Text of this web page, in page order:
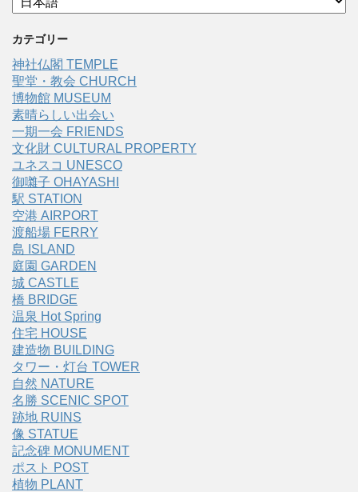
カテゴリー
神社仏閣 TEMPLE
聖堂・教会 CHURCH
博物館 MUSEUM
素晴らしい出会い
一期一会 FRIENDS
文化財 CULTURAL PROPERTY
ユネスコ UNESCO
御囃子 OHAYASHI
駅 STATION
空港 AIRPORT
渡船場 FERRY
島 ISLAND
庭園 GARDEN
城 CASTLE
橋 BRIDGE
温泉 Hot Spring
住宅 HOUSE
建造物 BUILDING
タワー・灯台 TOWER
自然 NATURE
名勝 SCENIC SPOT
跡地 RUINS
像 STATUE
記念碑 MONUMENT
ポスト POST
植物 PLANT